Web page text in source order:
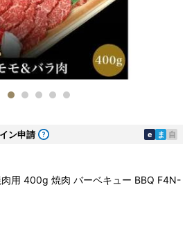
ン申請 e ま 自
肉用 400g 焼肉 バーベキュー BBQ F4N-